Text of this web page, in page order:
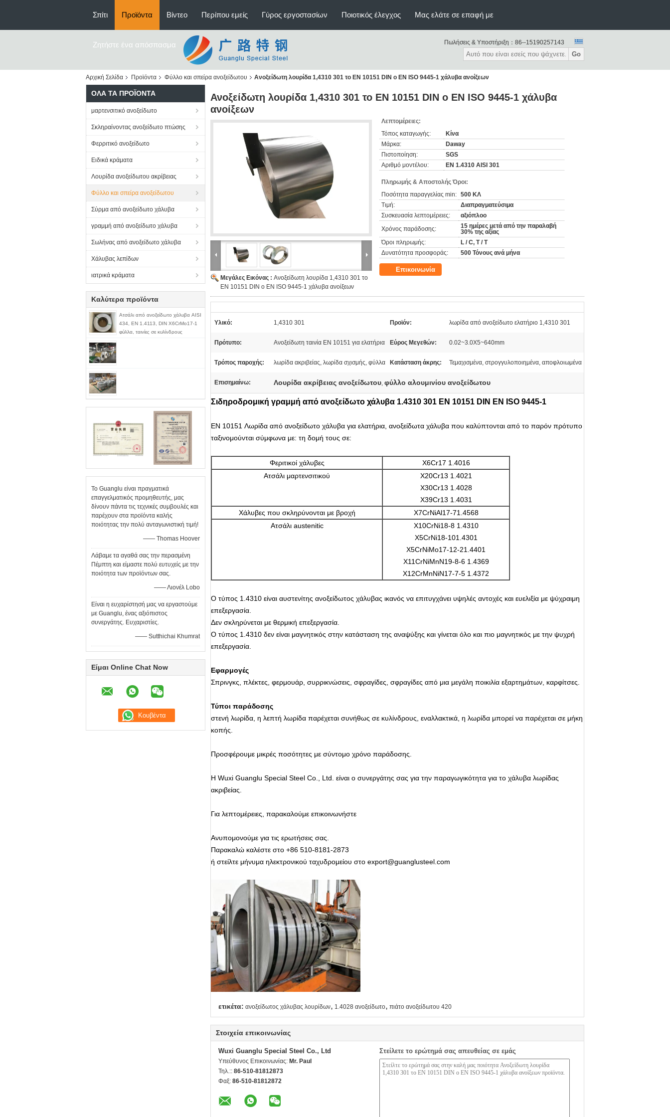
Σπίτι Προϊόντα Βίντεο Περίπου εμείς Γύρος εργοστασίων Ποιοτικός έλεγχος Μας ελάτε σε επαφή με
Ζητήστε ένα απόσπασμα Πωλήσεις & Υποστήριξη： 86--15190257143
Go
Αρχική Σελίδα Προϊόντα Φύλλο και σπείρα ανοξείδωτου Ανοξείδωτη λουρίδα 1,4310 301 το EN 10151 DIN ο EN ISO 9445-1 χάλυβα ανοίξεων
ΌΛΑ ΤΑ ΠΡΟΪΌΝΤΑ
μαρτενσιτικό ανοξείδωτο
Σκληραίνοντας ανοξείδωτο πτώσης
Φερριτικό ανοξείδωτο
Ειδικά κράματα
Λουρίδα ανοξείδωτου ακρίβειας
Φύλλο και σπείρα ανοξείδωτου
Σύρμα από ανοξείδωτο χάλυβα
γραμμή από ανοξείδωτο χάλυβα
Σωλήνας από ανοξείδωτο χάλυβα
Χάλυβας λεπίδων
ιατρικά κράματα
Καλύτερα προϊόντα
Ατσάλι από ανοξείδωτο χάλυβα AISI
434, EN 1.4113, DIN X6CrMo17-1
φύλλα, ταινίες σε κυλίνδρους
Το Guanglu είναι πραγματικά
επαγγελματικός προμηθευτής, μας
δίνουν πάντα τις τεχνικές συμβουλές και
παρέχουν στα προϊόντα καλής
ποιότητας την πολύ ανταγωνιστική τιμή!
—— Thomas Hoover
Λάβαμε τα αγαθά σας την περασμένη
Πέμπτη και είμαστε πολύ ευτυχείς με την
ποιότητα των προϊόντων σας.
—— Λιονέλ Lobo
Είναι η ευχαρίστησή μας να εργαστούμε
με Guanglu, ένας αξιόπιστος
συνεργάτης. Ευχαριστίες.
—— Sutthichai Khumrat
Είμαι Online Chat Now
Ανοξείδωτη λουρίδα 1,4310 301 το EN 10151 DIN ο EN ISO 9445-1 χάλυβα
ανοίξεων
Μεγάλες Εικόνας : Ανοξείδωτη λουρίδα 1,4310 301 το
EN 10151 DIN ο EN ISO 9445-1 χάλυβα ανοίξεων
Λεπτομέρειες:
Τόπος καταγωγής:
Κίνα
Μάρκα:
Daway
Πιστοποίηση:
SGS
Αριθμό μοντέλου:
EN 1.4310 AISI 301
Πληρωμής & Αποστολής Όροι:
Ποσότητα παραγγελίας min: 500 ΚΛ
Τιμή:
Διαπραγματεύσιμα
Συσκευασία λεπτομέρειες:
αξιόπλοο
Χρόνος παράδοσης:
15 ημέρες μετά από την παραλαβή
30% της αξίας
Όροι πληρωμής:
L / C, T / T
Δυνατότητα προσφοράς:
500 Τόνους ανά μήνα
Επικοινωνία
Υλικό: 1,4310 301 Προϊόν: λωρίδα από ανοξείδωτο ελατήριο 1,4310 301
Πρότυπο: Ανοξείδωτη ταινία EN 10151 για ελατήρια Εύρος Μεγεθών: 0.02~3.0X5~640mm
Τρόπος παροχής: λωρίδα ακριβείας, λωρίδα σχισμής, φύλλα Κατάσταση άκρης: Τεμαχισμένα, στρογγυλοποιημένα, αποφλοιωμένα
Επισημαίνω: Λουρίδα ακρίβειας ανοξείδωτου, φύλλο αλουμινίου ανοξείδωτου
Σιδηροδρομική γραμμή από ανοξείδωτο χάλυβα 1.4310 301 EN 10151 DIN EN ISO 9445-1
EN 10151 Λωρίδα από ανοξείδωτο χάλυβα για ελατήρια, ανοξείδωτα χάλυβα που καλύπτονται από το παρόν πρότυπο
ταξινομούνται σύμφωνα με: τη δομή τους σε:
Φεριτικοί χάλυβες
X6Cr17 1.4016
Ατσάλι μαρτενσιτικού
X20Cr13 1.4021
X30Cr13 1.4028
X39Cr13 1.4031
Χάλυβες που σκληρύνονται με βροχή
X7CrNiAl17-71.4568
Ατσάλι austenitic
X10CrNi18-8 1.4310
X5CrNi18-101.4301
X5CrNiMo17-12-21.4401
X11CrNiMnN19-8-6 1.4369
X12CrMnNiN17-7-5 1.4372
Ο τύπος 1.4310 είναι αυστενίτης ανοξείδωτος χάλυβας ικανός να επιτυγχάνει υψηλές αντοχές και ευελιξία με ψύχραιμη
επεξεργασία.
Δεν σκληρύνεται με θερμική επεξεργασία.
Ο τύπος 1.4310 δεν είναι μαγνητικός στην κατάσταση της αναψύξης και γίνεται όλο και πιο μαγνητικός με την ψυχρή
επεξεργασία.
Εφαρμογές
Σπρινγκς, πλέκτες, φερμουάρ, συρρικνώσεις, σφραγίδες, σφραγίδες από μια μεγάλη ποικιλία εξαρτημάτων, καρφίτσες.
Τύποι παράδοσης
στενή λωρίδα, η λεπτή λωρίδα παρέχεται συνήθως σε κυλίνδρους, εναλλακτικά, η λωρίδα μπορεί να παρέχεται σε μήκη
κοπής.
Προσφέρουμε μικρές ποσότητες με σύντομο χρόνο παράδοσης.
Η Wuxi Guanglu Special Steel Co., Ltd. είναι ο συνεργάτης σας για την παραγωγικότητα για το χάλυβα λωρίδας
ακριβείας.
Για λεπτομέρειες, παρακαλούμε επικοινωνήστε
Ανυπομονούμε για τις ερωτήσεις σας.
Παρακαλώ καλέστε στο +86 510-8181-2873
ή στείλτε μήνυμα ηλεκτρονικού ταχυδρομείου στο export@guanglusteel.com
ετικέτα: ανοξείδωτος χάλυβας λουρίδων, 1.4028 ανοξείδωτο, πιάτο ανοξείδωτου 420
Στοιχεία επικοινωνίας
Wuxi Guanglu Special Steel Co., Ltd
Υπεύθυνος Επικοινωνίας: Mr. Paul
Τηλ.:: 86-510-81812873
Φαξ: 86-510-81812872
Στείλετε το ερώτημά σας απευθείας σε εμάς